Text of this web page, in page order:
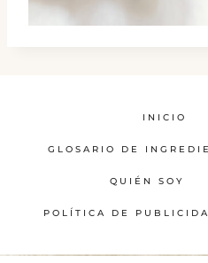
INICIO
GLOSARIO DE
QUIÉN SOY
POLÍTICA DE